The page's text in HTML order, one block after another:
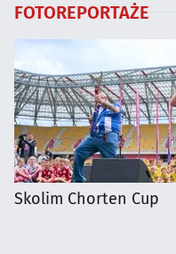
FOTOREPORTAŻE
Skolim Chorten Cup